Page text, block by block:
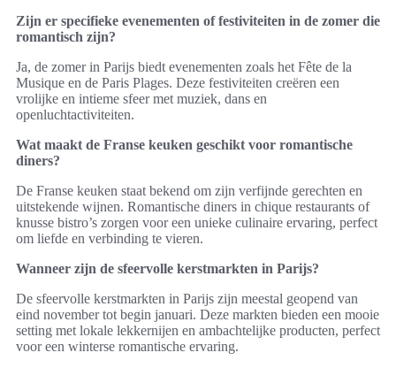
Zijn er specifieke evenementen of festiviteiten in de zomer die
romantisch zijn?
Ja, de zomer in Parijs biedt evenementen zoals het Fête de la
Musique en de Paris Plages. Deze festiviteiten creëren een
vrolijke en intieme sfeer met muziek, dans en
openluchtactiviteiten.
Wat maakt de Franse keuken geschikt voor romantische
diners?
De Franse keuken staat bekend om zijn verfijnde gerechten en
uitstekende wijnen. Romantische diners in chique restaurants of
knusse bistro’s zorgen voor een unieke culinaire ervaring, perfect
om liefde en verbinding te vieren.
Wanneer zijn de sfeervolle kerstmarkten in Parijs?
De sfeervolle kerstmarkten in Parijs zijn meestal geopend van
eind november tot begin januari. Deze markten bieden een mooie
setting met lokale lekkernijen en ambachtelijke producten, perfect
voor een winterse romantische ervaring.